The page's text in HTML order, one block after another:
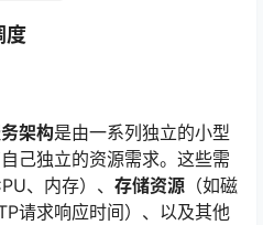
度
架构是由一系列独立的小型
己独立的资源需求。这些需
、内存）、 存储资源 （如磁
请求响应时间）、以及其他